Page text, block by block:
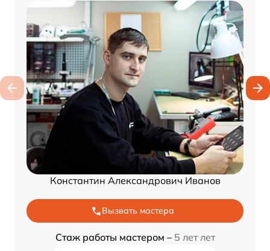
Константин Александрович Иванов
Вызвать мастера
Стаж работы мастером – 5 лет лет